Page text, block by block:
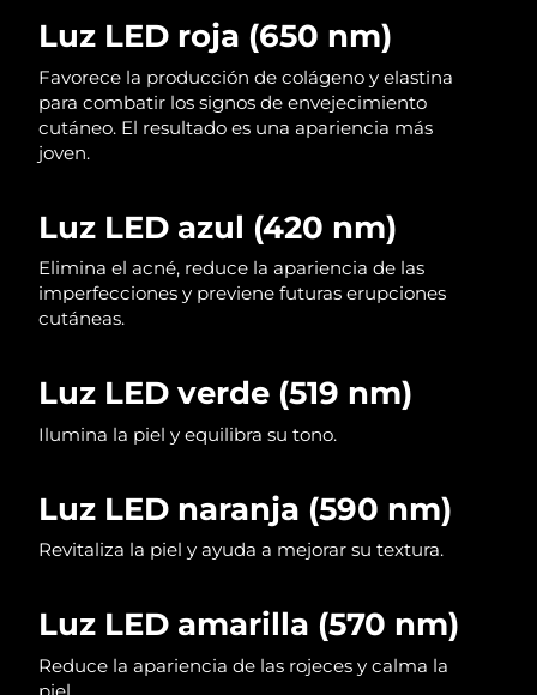
Luz LED roja (650 nm)
Favorece la producción de colágeno y elastina
para combatir los signos de envejecimiento
cutáneo. El resultado es una apariencia más
joven.
Luz LED azul (420 nm)
Elimina el acné, reduce la apariencia de las
imperfecciones y previene futuras erupciones
cutáneas.
Luz LED verde (519 nm)
Ilumina la piel y equilibra su tono.
Luz LED naranja (590 nm)
Revitaliza la piel y ayuda a mejorar su textura.
Luz LED amarilla (570 nm)
Reduce la apariencia de las rojeces y calma la
piel.
Filipinas Entrega prevista
Polonia Entrega prevista
Portugal
Puerto Rico Entrega prevista
Catar Entrega prevista
Reunión
Rumanía Entrega prevista
Rusia Entrega prevista
Arabia Saudí Entrega prevista9/08/26
Singapur Entrega prevista10/08/26
Eslovaquia Entrega prevista 8/08/26
Eslovenia Entrega prevista8/08/26